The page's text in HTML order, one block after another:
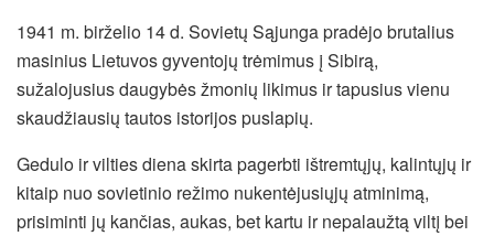
1941 m. birželio 14 d. Sovietų Sąjunga pradėjo brutalius
masinius Lietuvos gyventojų trėmimus į Sibirą,
sužalojusius daugybės žmonių likimus ir tapusius vienu
skaudžiausių tautos istorijos puslapių.
Gedulo ir vilties diena skirta pagerbti ištremtųjų, kalintųjų ir
kitaip nuo sovietinio režimo nukentėjusiųjų atminimą,
prisiminti jų kančias, aukas, bet kartu ir nepalaužtą viltį bei